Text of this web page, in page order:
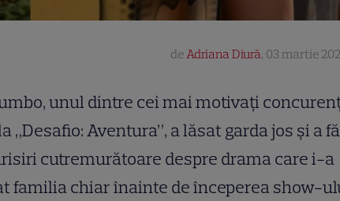
deAdriana Diură, 03 martie
unul dintre cei mai motivați
„Desafio: Aventura”, a lăsat garda jos și a
cutremurătoare despre drama care i-a
familia chiar înainte de începerea show-